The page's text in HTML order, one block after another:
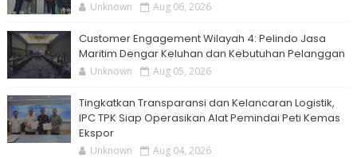
Unknown Aug 06, 2026
Customer Engagement Wilayah 4: Pelindo Jasa
Maritim Dengar Keluhan dan Kebutuhan Pelanggan
Unknown Aug 05, 2026
Tingkatkan Transparansi dan Kelancaran Logistik,
IPC TPK Siap Operasikan Alat Pemindai Peti Kemas
Ekspor
Unknown Aug 04, 2026